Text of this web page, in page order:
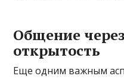
Общение
открытость
Еще одним важным